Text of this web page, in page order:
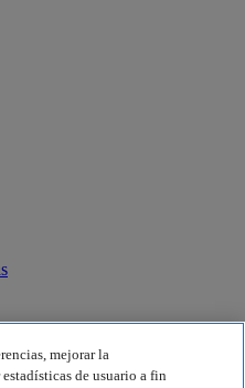
mejorar la
de usuario a fin